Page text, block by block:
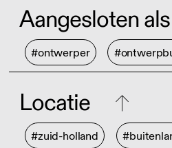
Aangesloten als
#ontwerper
Locatie
#zuid-holland